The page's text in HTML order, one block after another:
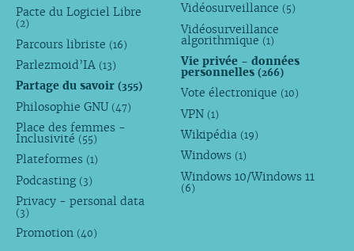
Pacte du Logiciel Libre
(2)
Parcours libriste (16)
Parlezmoid’IA (13)
Partage du savoir (355)
Philosophie GNU (47)
Place des femmes -
Inclusivité (55)
Plateformes (1)
Podcasting (3)
Privacy - personal data
(3)
Promotion (40)
Vidéosurveillance (5)
Vidéosurveillance
algorithmique (1)
Vie privée - données
personnelles(266)
Vote électronique (10)
VPN (1)
Wikipédia (19)
Windows (1)
Windows 10/Windows 11
(6)